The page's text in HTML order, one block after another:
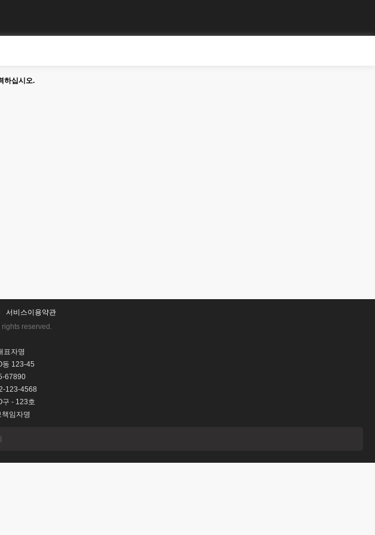
하십시오.
서비스이용약관
rights reserved.
표자명
동 123-45
67890
123-4568
구 - 123호
임자명